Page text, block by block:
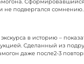
не подвергался сомнению.
в историю –
Сделанный из
даже после2-3